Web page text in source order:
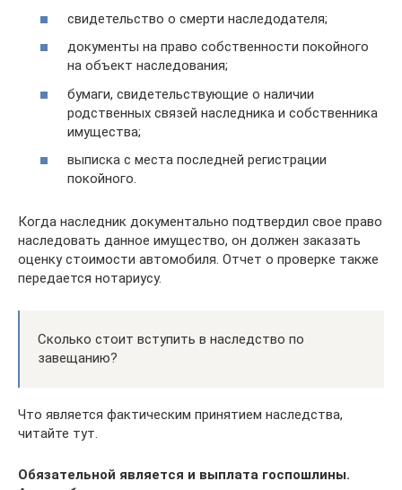
свидетельство о смерти наследодателя;
документы на право собственности покойного
на объект наследования;
бумаги, свидетельствующие о наличии
родственных связей наследника и собственника
имущества;
выписка с места последней регистрации
покойного.
Когда наследник документально подтвердил свое право
наследовать данное имущество, он должен заказать
оценку стоимости автомобиля. Отчет о проверке также
передается нотариусу.
Сколько стоит вступить в наследство по
завещанию?
Что является фактическим принятием наследства,
читайте тут.
Обязательной является и выплата госпошлины.